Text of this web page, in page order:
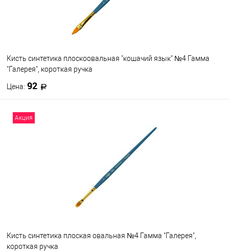
Кисть синтетика плоскоовальная "кошачий язык" №4 Гамма
"Галерея", короткая ручка
Цена: 92
В наличии
Акция
Кисть синтетика плоская овальная №4 Гамма "Галерея",
короткая ручка